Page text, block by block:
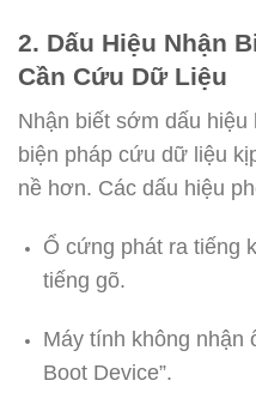
2. Dấu Hiệu Nhận
Cần Cứu Dữ Liệu
Nhận biết sớm dấu
biện pháp cứu dữ liệu
nề hơn. Các dấu hiệu
Ổ cứng phát ra tiếng
tiếng gõ.
Máy tính không nhận
Boot Device”.